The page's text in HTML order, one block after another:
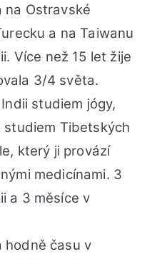
na Ostravské
a na Taiwanu
Více než 15 let žije
3/4 světa.
studiem jógy,
studiem Tibetských
který ji provází
medicínami. 3
a 3 měsíce v
hodně času v